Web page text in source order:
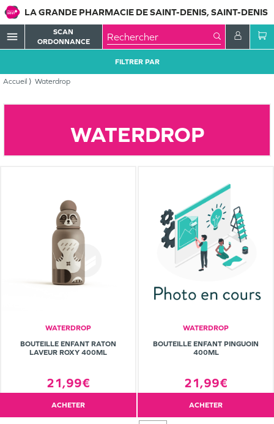
LA GRANDE PHARMACIE DE SAINT-DENIS, SAINT-DENIS
menu
SCAN
ORDONNANCE
Accueil Waterdrop
FILTRER PAR
WATERDROP
WATERDROP
BOUTEILLE ENFANT RATON
LAVEUR ROXY 400ML
21,99€
ACHETER
WATERDROP
BOUTEILLE ENFANT PINGUOIN
400ML
21,99€
ACHETER